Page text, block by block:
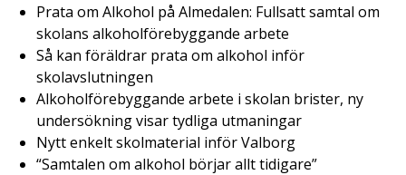
Prata om Alkohol på Almedalen: Fullsatt samtal om
skolans alkoholförebyggande arbete
Så kan föräldrar prata om alkohol inför
skolavslutningen
Alkoholförebyggande arbete i skolan brister, ny
undersökning visar tydliga utmaningar
Nytt enkelt skolmaterial inför Valborg
“Samtalen om alkohol börjar allt tidigare”